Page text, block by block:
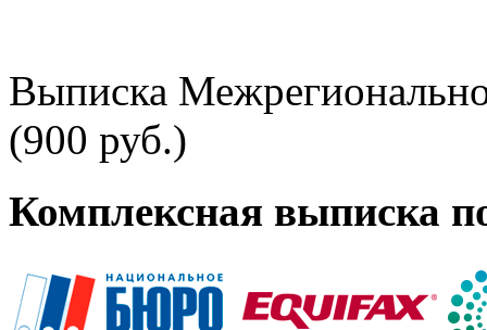
Выписка
(900 руб.)
Комплексная выписка